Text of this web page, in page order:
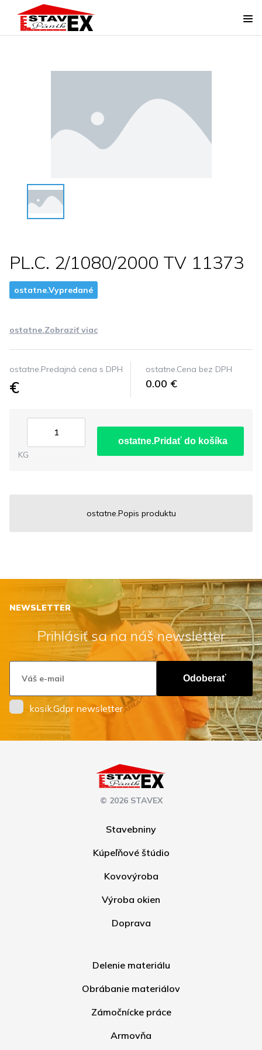
PL.C. 2/1080/2000 TV 11373
ostatne.Vypredané
ostatne.Zobraziť viac
ostatne.Predajná cena s DPH
€
ostatne.Cena bez DPH
0.00 €
KG
ostatne.Pridať do košíka
ostatne.Popis produktu
NEWSLETTER
Prihlásiť sa na náš newsletter
Odoberať
kosik.Gdpr newsletter
© 2026 STAVEX
Stavebniny
Kúpeľňové štúdio
Kovovýroba
Výroba okien
Doprava
Delenie materiálu
Obrábanie materiálov
Zámočnícke práce
Armovňa